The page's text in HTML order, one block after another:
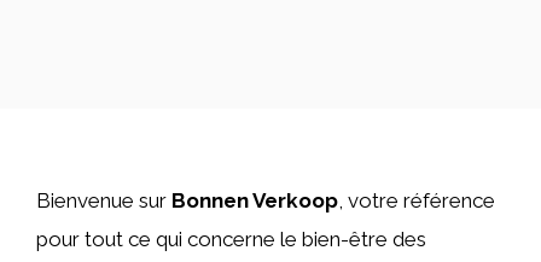
Bienvenue sur Bonnen Verkoop, votre référence
pour tout ce qui concerne le bien-être des